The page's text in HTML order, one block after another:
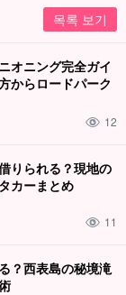
목록 보기
オニング完全ガイ
からロードパーク
12
りられる？現地の
カーまとめ
11
？西表島の秘境滝